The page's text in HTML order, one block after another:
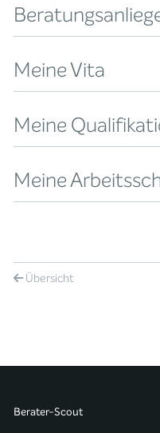
Meine Vita
Meine
Meine
Übersicht
Berater-Scout